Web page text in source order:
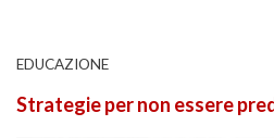
EDUCAZIONE
Strategie per non essere